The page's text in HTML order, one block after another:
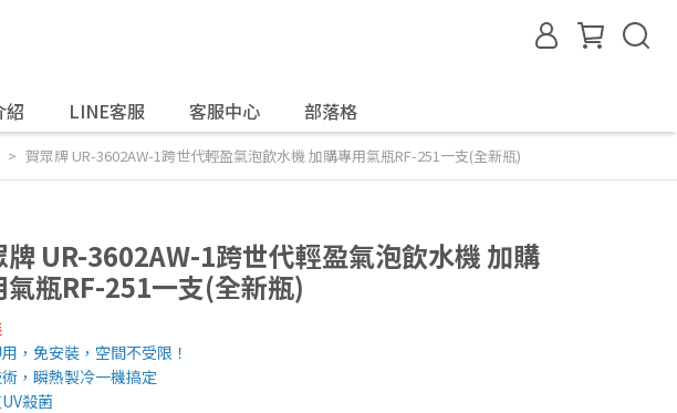
紹 LINE客服 客服中心 部落格
賀眾牌 UR-3602AW-1跨世代輕盈氣泡飲水機 加購專用氣瓶RF-251一支(全新瓶)
牌 UR-3602AW-1跨世代輕盈氣泡飲水機 加購
氣瓶RF-251一支(全新瓶)
，免安裝，空間不受限！
，瞬熱製冷一機搞定
殺菌